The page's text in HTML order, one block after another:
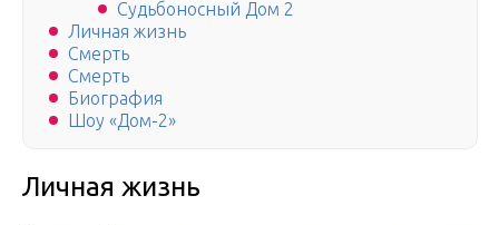
Судьбоносный Дом 2
Личная жизнь
Смерть
Смерть
Биография
Шоу «Дом-2»
Личная жизнь